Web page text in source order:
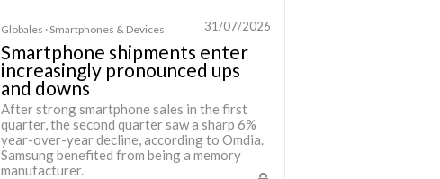
Globales · Smartphones & Devices 31/07/2026
Smartphone shipments enter
increasingly pronounced ups
and downs
After strong smartphone sales in the first
quarter, the second quarter saw a sharp 6%
year-over-year decline, according to Omdia.
Samsung benefited from being a memory
manufacturer.